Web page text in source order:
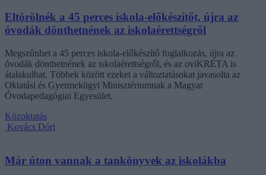
Eltörölnék a 45 perces iskola-előkészítőt, újra az
óvodák dönthetnének az iskolaérettségről
Megszűnhet a 45 perces iskola-előkészítő foglalkozás, újra az
óvodák dönthetnének az iskolaérettségről, és az oviKRÉTA is
átalakulhat. Többek között ezeket a változtatásokat javasolta az
Oktatási és Gyermekügyi Minisztériumnak a Magyar
Óvodapedagógiai Egyesület.
Közoktatás
Kovács Dóri
Már úton vannak a tankönyvek az iskolákba